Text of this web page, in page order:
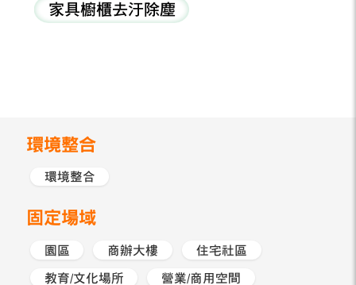
家具櫥櫃去汙除塵
環境整合
環境整合
固定場域
園區 商辦大樓 住宅社區
教育/文化場所 營業/商用空間